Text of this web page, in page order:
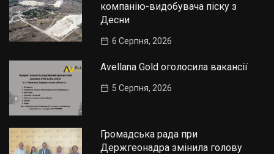
компанію-видобувача піску з
Десни
6 Серпня, 2026
Avellana Gold оголосила вакансії
5 Серпня, 2026
Громадська рада при
Держгеонадра змінила голову